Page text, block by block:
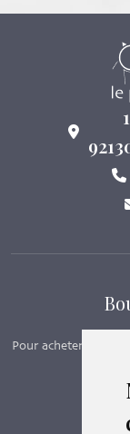
Pour acheter nos